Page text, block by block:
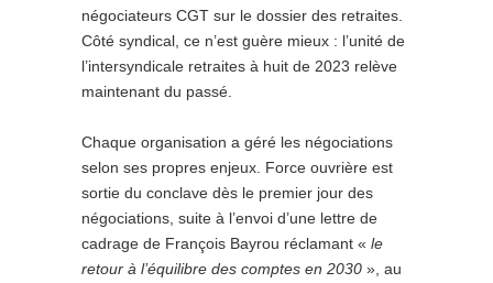
négociateurs CGT sur le dossier des retraites.
Côté syndical, ce n’est guère mieux : l’unité de
l’intersyndicale retraites à huit de 2023 relève
maintenant du passé.
Chaque organisation a géré les négociations
selon ses propres enjeux. Force ouvrière est
sortie du conclave dès le premier jour des
négociations, suite à l’envoi d’une lettre de
cadrage de François Bayrou réclamant « le
retour à l’équilibre des comptes en 2030 », au